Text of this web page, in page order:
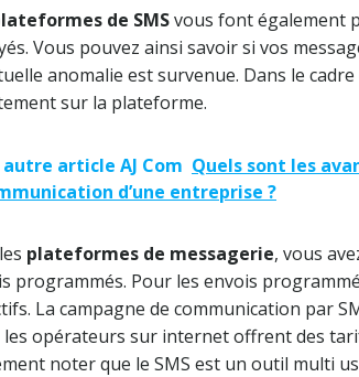
de SMSvous font également
Vous pouvez ainsi savoir si vos
anomalie est survenue. Dans le
sur la plateforme.
autre article AJ Com Quels sont les
d’une entreprise ?
plateformes de messagerie, vous
programmés. Pour les envois
La campagne de communication par
opérateurs sur internet offrent des
noter que le SMS est un outil multi